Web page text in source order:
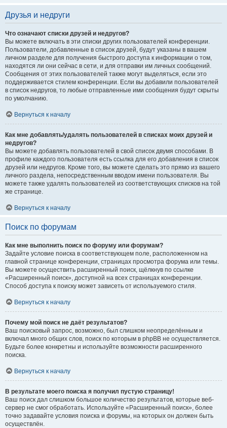
Друзья и недруги
Что означают списки друзей и недругов?
Вы можете включать в эти списки других пользователей конференции.
Пользователи, добавленные в список друзей, будут указаны в вашем
личном разделе для получения быстрого доступа к информации о том,
находятся ли они сейчас в сети, и для отправки им личных сообщений.
Сообщения от этих пользователей также могут выделяться, если это
поддерживается стилем конференции. Если вы добавили пользователей
в список недругов, то любые отправленные ими сообщения будут скрыты
по умолчанию.
Вернуться к началу
Как мне добавлять/удалять пользователей в списках моих друзей и
недругов?
Вы можете добавлять пользователей в свой список двумя способами. В
профиле каждого пользователя есть ссылка для его добавления в список
друзей или недругов. Кроме того, вы можете сделать это прямо из вашего
личного раздела, непосредственным вводом имени пользователя. Вы
можете также удалять пользователей из соответствующих списков на той
же странице.
Вернуться к началу
Поиск по форумам
Как мне выполнить поиск по форуму или форумам?
Задайте условие поиска в соответствующем поле, расположенном на
главной странице конференции, страницах просмотра форума или темы.
Вы можете осуществить расширенный поиск, щёлкнув по ссылке
«Расширенный поиск», доступной на всех страницах конференции.
Способ доступа к поиску может зависеть от используемого стиля.
Вернуться к началу
Почему мой поиск не даёт результатов?
Ваш поисковый запрос, возможно, был слишком неопределённым и
включал много общих слов, поиск по которым в phpBB не осуществляется.
Будьте более конкретны и используйте возможности расширенного
поиска.
Вернуться к началу
В результате моего поиска я получил пустую страницу!
Ваш поиск дал слишком большое количество результатов, которые веб-
сервер не смог обработать. Используйте «Расширенный поиск», более
точно задавайте условия поиска и форумы, на которых он должен быть
осуществлён.